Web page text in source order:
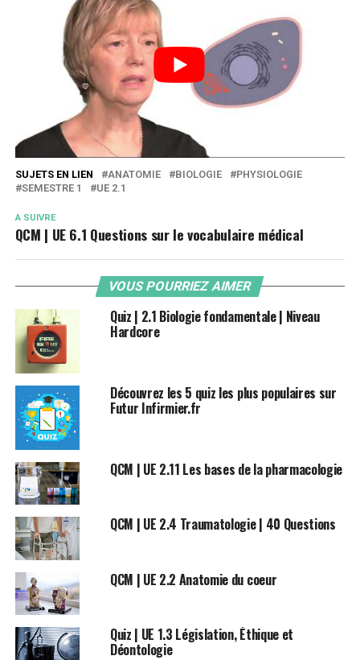
SUJETS EN LIEN ANATOMIE BIOLOGIE
PHYSIOLOGIE
SEMESTRE 1
UE 2.1
A SUIVRE
QCM | UE 6.1 Questions sur le vocabulaire médical
VOUS POURRIEZ AIMER
Quiz | 2.1 Biologie fondamentale | Niveau
Hardcore
Découvrez les 5 quiz les plus populaires sur
Futur Infirmier.fr
QCM | UE 2.11 Les bases de la pharmacologie
QCM | UE 2.4 Traumatologie | 40 Questions
QCM | UE 2.2 Anatomie du coeur
Quiz | UE 1.3 Législation, Éthique et
Déontologie